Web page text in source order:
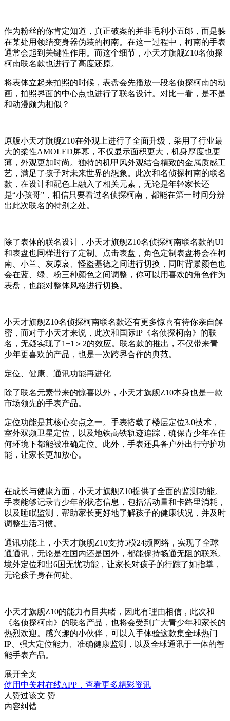
作为粉丝的你肯定知道，真正破案的并非毛利小五郎，而是躲
在某处用领结变身器伪装的柯南。在这一过程中，柯南的手表
通常会起到关键性作用。而这个细节，小天才旗舰Z10名侦探
柯南联名款也进行了高度还原。
将表体立起来拍照的时候，表盘会先播放一段名侦探柯南的动
画，拍照界面的中心点也进行了联名设计。对比一看，是不是
和动漫颇为相似？
原版小天才旗舰Z10在外观上进行了全面升级，采用了行业最
大的柔性AMOLED屏幕，不仅显示面积更大，机身厚度也更
薄，外观更加时尚。独特的机甲风外观结合精致的金属质感工
艺，满足了孩子对未来世界的想象。此次和名侦探柯南的联名
款，在设计和配色上融入了相关元素，无论是年轻家长还
是“小孩哥”，相信只要看过名侦探柯南，都能在第一时间分辨
出此次联名的特别之处。
除了表体的联名设计，小天才旗舰Z10名侦探柯南联名款的UI
和表盘也同样进行了定制。点击表盘，角色定制表盘将会在柯
南、小兰、灰原哀、怪盗基德之间进行切换，同时背景颜色也
会在蓝、绿、粉三种颜色之间调整，你可以用喜欢的角色作为
表盘，也能对整体风格进行切换。
小天才旗舰Z10名侦探柯南联名款还有更多惊喜有待你亲自解
密，而对于小天才来说，此次和国际IP《名侦探柯南》的联
名，无疑实现了1+1＞2的效应。联名款的推出，不仅带来青
少年更喜欢的产品，也是一次跨界合作的典范。
定位、健康、通讯功能再进化
除了联名元素带来的惊喜以外，小天才旗舰Z10本身也是一款
市场领先的手表产品。
定位功能是其核心卖点之一。手表搭载了楼层定位3.0技术，
室外双频卫星定位，以及地铁高铁轨迹追踪，确保青少年在任
何环境下都能被准确定位。此外，手表还具备户外出行守护功
能，让家长更加放心。
在成长与健康方面，小天才旗舰Z10提供了全面的监测功能。
手表能够记录青少年的状态信息，包括活动量和卡路里消耗，
以及睡眠监测，帮助家长更好地了解孩子的健康状况，并及时
调整生活习惯。
通讯功能上，小天才旗舰Z10支持5模24频网络，实现了全球
通通讯，无论是在国内还是国外，都能保持畅通无阻的联系。
境外定位和出6国无忧功能，让家长对孩子的行踪了如指掌，
无论孩子身在何处。
小天才旗舰Z10的能力有目共睹，因此有理由相信，此次和
《名侦探柯南》的联名产品，也将会受到广大青少年和家长的
热烈欢迎。感兴趣的小伙伴，可以入手体验这款集全球热门
IP、强大定位能力、准确健康监测，以及全球通讯于一体的智
能手表产品。
展开全文
使用中关村在线APP，查看更多精彩资讯
人赞过该文 赞
内容纠错